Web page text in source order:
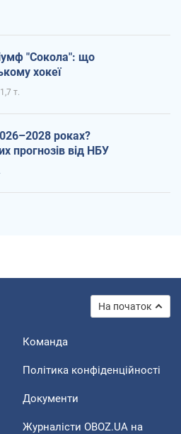
"Сокола": що
хокеї
1,7 т.
роках?
прогнозів від НБУ
На початок
Команда
Політика конфіденційності
Документи
Журналісти OBOZ.UA на